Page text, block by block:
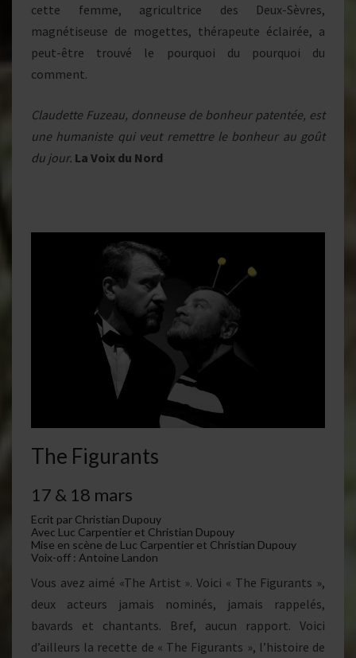
cette femme, agricultrice des Deux-Sèvres,
magnétiseuse de mogettes, thérapeute éclairée, a
peut-être trouvé le pourquoi du pourquoi du
comment.
Claudette Fuzeau, donneuse de bonheur patentée, est
une humaniste qui veut remettre le bonheur au goût
du jour. La Voix du Nord
The Figurants
17 & 18 mars
Ecrit par Christian Dupouy
Avec Luc Carpentier et Christian Dupouy
Mise en scène de Luc Carpentier et Christian Dupouy
Voix-off : Antoine Landon
Vous avez aimé «The Artist ». Voici « The Figurants »,
deux acteurs jamais nominés, jamais rappelés,
bavards et chantants. Bref, aucun rapport. Voici
d’ailleurs la recette de « The Figurants », l’histoire de